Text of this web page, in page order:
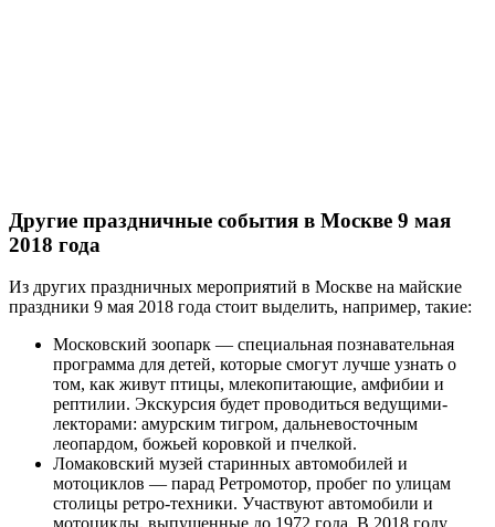
Другие праздничные события в Москве 9 мая
2018 года
Из других праздничных мероприятий в Москве на майские
праздники 9 мая 2018 года стоит выделить, например, такие:
Московский зоопарк — специальная познавательная
программа для детей, которые смогут лучше узнать о
том, как живут птицы, млекопитающие, амфибии и
рептилии. Экскурсия будет проводиться ведущими-
лекторами: амурским тигром, дальневосточным
леопардом, божьей коровкой и пчелкой.
Ломаковский музей старинных автомобилей и
мотоциклов — парад Ретромотор, пробег по улицам
столицы ретро-техники. Участвуют автомобили и